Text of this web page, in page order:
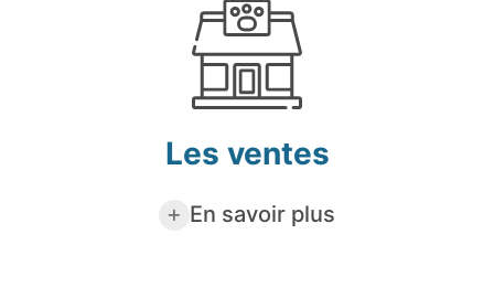
Les ventes
En savoir plus